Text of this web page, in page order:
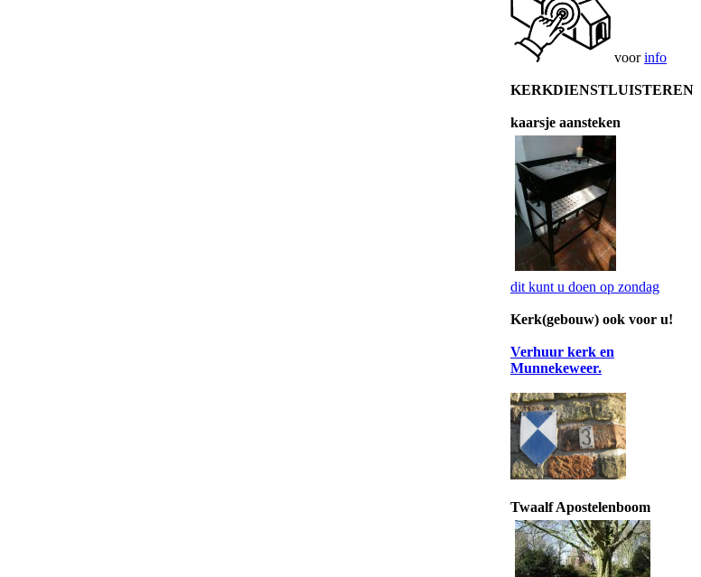
voorinfo
KERKDIENSTLUISTEREN
kaarsje aansteken
dit kunt u doen op zondag
Kerk(gebouw) ook voor u!
Verhuur kerk en
Munnekeweer.
Twaalf Apostelenboom